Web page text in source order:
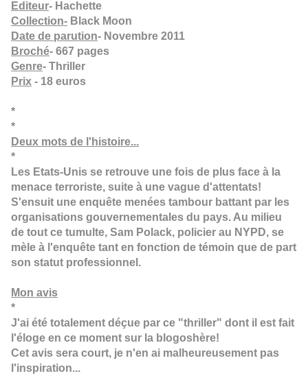
Editeur- Hachette
Collection- Black Moon
Date de parution- Novembre 2011
Broché- 667 pages
Genre- Thriller
Prix - 18 euros
*
*
Deux mots de l'histoire...
*
Les Etats-Unis se retrouve une fois de plus face à la
menace terroriste, suite à une vague d'attentats!
S'ensuit une enquête menées tambour battant par les
organisations gouvernementales du pays. Au milieu
de tout ce tumulte, Sam Polack, policier au NYPD, se
mèle à l'enquête tant en fonction de témoin que de part
son statut professionnel.
Mon avis
*
J'ai été totalement déçue par ce "thriller" dont il est fait
l'éloge en ce moment sur la blogoshère!
Cet avis sera court, je n'en ai malheureusement pas
l'inspiration...